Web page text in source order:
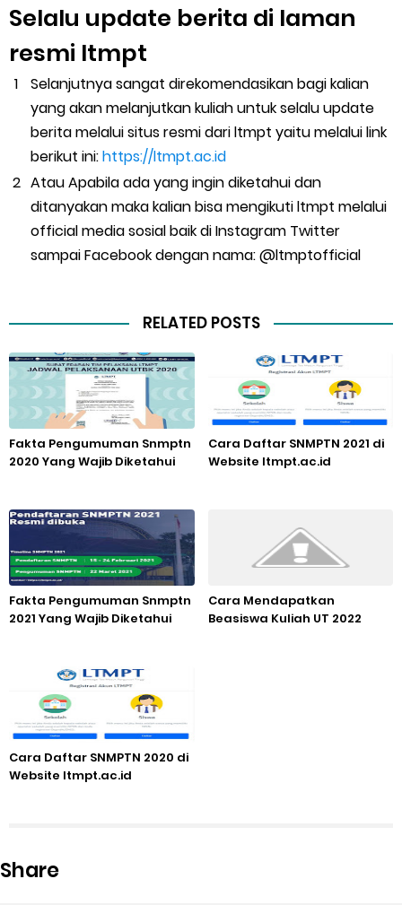
Selalu update berita di laman
resmi ltmpt
Selanjutnya sangat direkomendasikan bagi kalian
yang akan melanjutkan kuliah untuk selalu update
berita melalui situs resmi dari ltmpt yaitu melalui link
berikut ini:https://ltmpt.ac.id
Atau Apabila ada yang ingin diketahui dan
ditanyakan maka kalian bisa mengikuti ltmpt melalui
official media sosial baik di Instagram Twitter
sampai Facebook dengan nama: @ltmptofficial
RELATED POSTS
Fakta Pengumuman Snmptn
2020 Yang Wajib Diketahui
Cara Daftar SNMPTN 2021 di
Website ltmpt.ac.id
Fakta Pengumuman Snmptn
2021 Yang Wajib Diketahui
Cara Mendapatkan
Beasiswa Kuliah UT 2022
Cara Daftar SNMPTN 2020 di
Website ltmpt.ac.id
Share